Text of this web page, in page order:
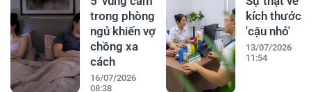
trong phòng
ngủ khiến vợ
chồng xa
cách
16/07/2026
08:38
kích thước
'cậu nhỏ'
13/07/2026
11:54